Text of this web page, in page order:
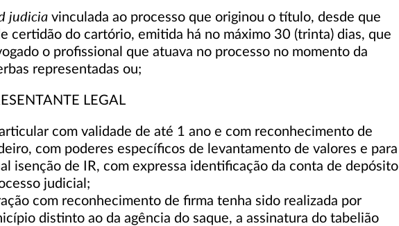
judicia vinculada ao processo que originou o título, desde que
certidão do cartório, emitida há no máximo 30 (trinta) dias, que
o profissional que atuava no processo no momento da
representadas ou;
LEGAL
com validade de até 1 ano e com reconhecimento de
com poderes específicos de levantamento de valores e para
isenção de IR, com expressa identificação da conta de depósito
judicial;
com reconhecimento de firma tenha sido realizada por
distinto ao da agência do saque, a assinatura do tabelião